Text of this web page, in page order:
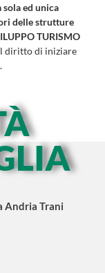
ed unica
delle strutture
TURISMO
diritto di iniziare
Andria Trani